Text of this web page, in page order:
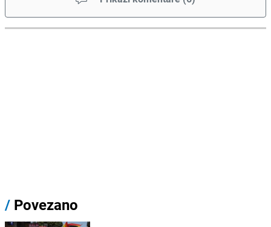
/ Povezano